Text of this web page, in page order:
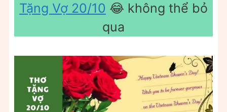
Tặng Vợ 20/10 😂 không thể bỏ
qua